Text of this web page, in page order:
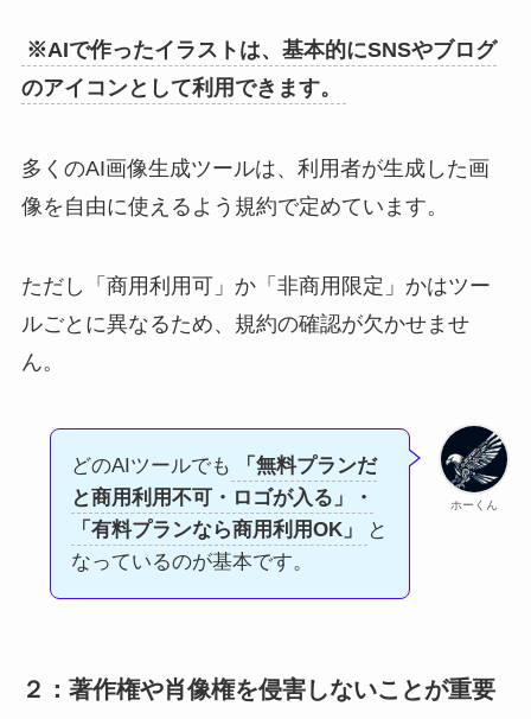
※AIで作ったイラストは、基本的にSNSやブログ
のアイコンとして利用できます。
多くのAI画像生成ツールは、利用者が生成した画
像を自由に使えるよう規約で定めています。
ただし「商用利用可」か「非商用限定」かはツー
ルごとに異なるため、規約の確認が欠かせませ
ん。
ホーくん
どのAIツールでも
「無料プランだ
と商用利用不可・ロゴが入る」・
「有料プランなら商用利用OK」
と
なっているのが基本です。
２：著作権や肖像権を侵害しないことが重要